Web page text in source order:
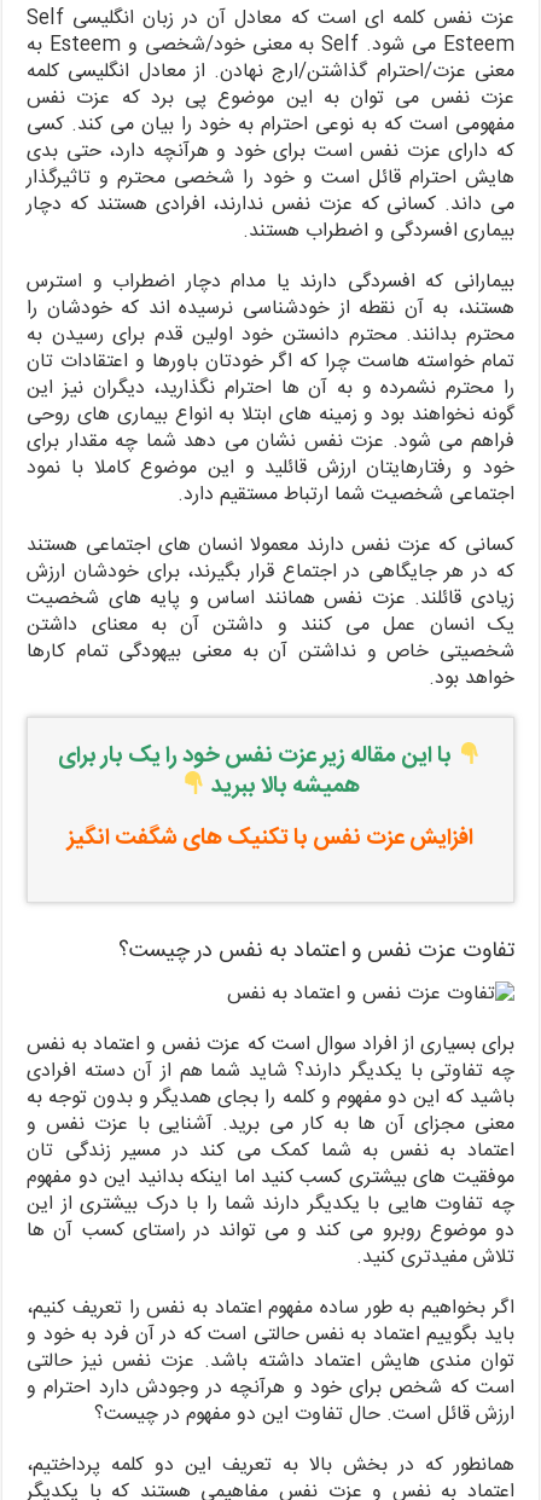
عزت نفس کلمه ای است که معادل آن در زبان انگلیسی Self
Esteem می شود. Self به معنی خود/شخصی و Esteem به
معنی عزت/احترام گذاشتن/ارج نهادن. از معادل انگلیسی کلمه
عزت نفس می توان به این موضوع پی برد که عزت نفس
مفهومی است که به نوعی احترام به خود را بیان می کند. کسی
که دارای عزت نفس است برای خود و هرآنچه دارد، حتی بدی
هایش احترام قائل است و خود را شخصی محترم و تاثیرگذار
می داند. کسانی که عزت نفس ندارند، افرادی هستند که دچار
بیماری افسردگی و اضطراب هستند.
بیمارانی که افسردگی دارند یا مدام دچار اضطراب و استرس
هستند، به آن نقطه از خودشناسی نرسیده اند که خودشان را
محترم بدانند. محترم دانستن خود اولین قدم برای رسیدن به
تمام خواسته هاست چرا که اگر خودتان باورها و اعتقادات تان
را محترم نشمرده و به آن ها احترام نگذارید، دیگران نیز این
گونه نخواهند بود و زمینه های ابتلا به انواع بیماری های روحی
فراهم می شود. عزت نفس نشان می دهد شما چه مقدار برای
خود و رفتارهایتان ارزش قائلید و این موضوع کاملا با نمود
اجتماعی شخصیت شما ارتباط مستقیم دارد.
کسانی که عزت نفس دارند معمولا انسان های اجتماعی هستند
که در هر جایگاهی در اجتماع قرار بگیرند، برای خودشان ارزش
زیادی قائلند. عزت نفس همانند اساس و پایه های شخصیت
یک انسان عمل می کنند و داشتن آن به معنای داشتن
شخصیتی خاص و نداشتن آن به معنی بیهودگی تمام کارها
خواهد بود.
با این مقاله زیر عزت نفس خود را یک بار برای
همیشه بالا ببرید
افزایش عزت نفس با تکنیک های شگفت انگیز
تفاوت عزت نفس و اعتماد به نفس در چیست؟
برای بسیاری از افراد سوال است که عزت نفس و اعتماد به نفس
چه تفاوتی با یکدیگر دارند؟ شاید شما هم از آن دسته افرادی
باشید که این دو مفهوم و کلمه را بجای همدیگر و بدون توجه به
معنی مجزای آن ها به کار می برید. آشنایی با عزت نفس و
اعتماد به نفس به شما کمک می کند در مسیر زندگی تان
موفقیت های بیشتری کسب کنید اما اینکه بدانید این دو مفهوم
چه تفاوت هایی با یکدیگر دارند شما را با درک بیشتری از این
دو موضوع روبرو می کند و می تواند در راستای کسب آن ها
تلاش مفیدتری کنید.
اگر بخواهیم به طور ساده مفهوم اعتماد به نفس را تعریف کنیم،
باید بگوییم اعتماد به نفس حالتی است که در آن فرد به خود و
توان مندی هایش اعتماد داشته باشد. عزت نفس نیز حالتی
است که شخص برای خود و هرآنچه در وجودش دارد احترام و
ارزش قائل است. حال تفاوت این دو مفهوم در چیست؟
همانطور که در بخش بالا به تعریف این دو کلمه پرداختیم،
اعتماد به نفس و عزت نفس مفاهیمی هستند که با یکدیگر